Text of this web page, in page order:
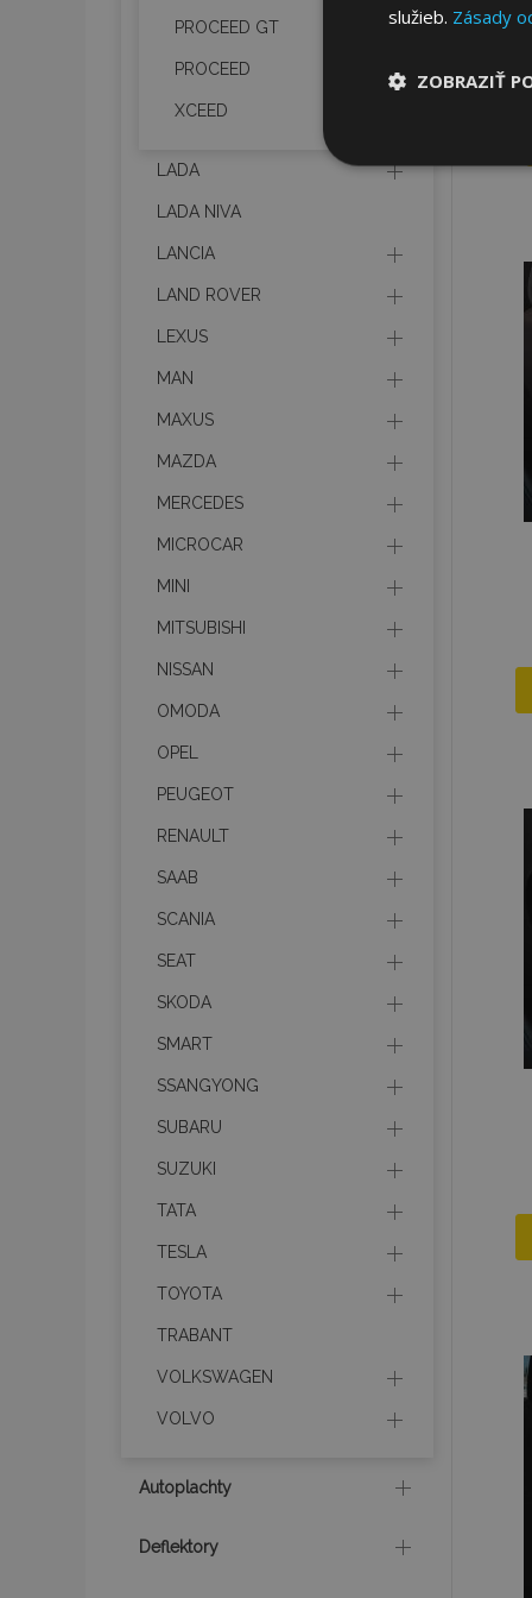
PROCEED GT
PROCEED
XCEED
LADA
LADA NIVA
LANCIA
LAND ROVER
LEXUS
MAN
MAXUS
MAZDA
MERCEDES
MICROCAR
MINI
MITSUBISHI
NISSAN
OMODA
OPEL
PEUGEOT
RENAULT
SAAB
SCANIA
SEAT
SKODA
SMART
SSANGYONG
SUBARU
SUZUKI
TATA
TESLA
TOYOTA
TRABANT
VOLKSWAGEN
VOLVO
Autoplachty
Deflektory
služieb. Zásady
ZOBRAZIŤ
potrebné
Nevyhnutne
Webová lokalita
mage-